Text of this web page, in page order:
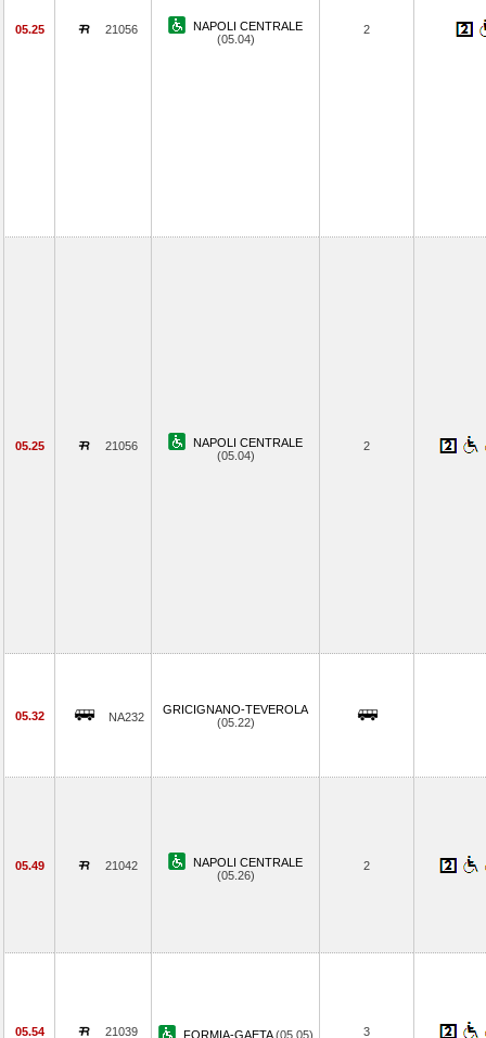
05.25 21056
NAPOLI CENTRALE
(05.04)
2
05.25 21056
NAPOLI CENTRALE
(05.04)
2
05.32 NA232
GRICIGNANO-TEVEROLA
(05.22)
05.49 21042
NAPOLI CENTRALE
(05.26)
2
05.54 21039 FORMIA-GAETA(05.05) 3